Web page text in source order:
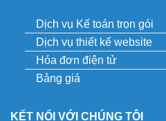
Dịch vụ Kế toán trọn gói
Dịch vụ thiết kế website
Hóa đơn điện tử
Bảng giá
KẾT NỐI VỚI CHÚNG TÔI